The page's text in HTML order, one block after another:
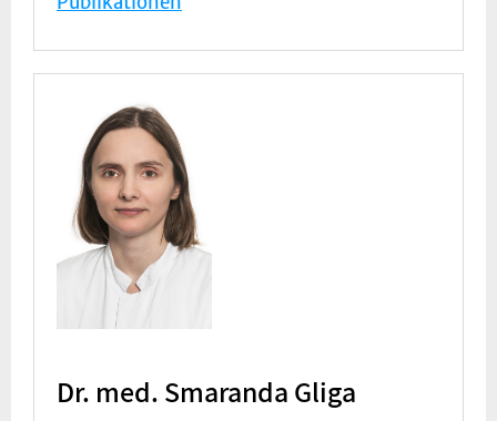
Dr. med. Smaranda Gliga